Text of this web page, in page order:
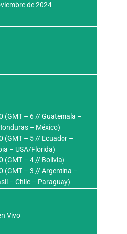
de 2024
(GMT – 6 // Guatemala –
– México)
(GMT – 5 // Ecuador –
– USA/Florida)
(GMT – 4 // Bolivia)
(GMT – 3 // Argentina –
– Chile – Paraguay)
Vivo